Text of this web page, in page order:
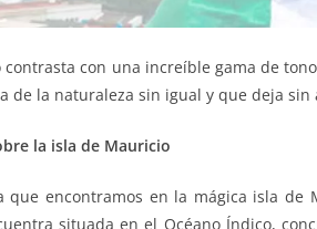
con una increíble gama de
de la naturaleza sin igual y que deja sin
la isla de Mauricio
que encontramos en la mágica isla de
situada en el Océano Índico,